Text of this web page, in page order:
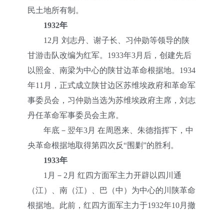
民土地所有制。
1932年
12月 刘志丹、谢子长、习仲勋等领导的陕
甘游击队改编为红军。1933年3月后，创建先后
以照金、南梁为中心的陕甘边革命根据地。1934
年11月，正式成立陕甘边区苏维埃政府和革命军
事委员会，习仲勋当选为苏维埃政府主席，刘志
丹任革命军事委员会主席。
年底－翌年3月 在周恩来、朱德指挥下，中
央革命根据地取得第四次反“围剿”的胜利。
1933年
1月－2月 红四方面军主力开辟以四川通
（江）、南（江）、巴（中）为中心的川陕革命
根据地。此前，红四方面军主力于1932年10月撤